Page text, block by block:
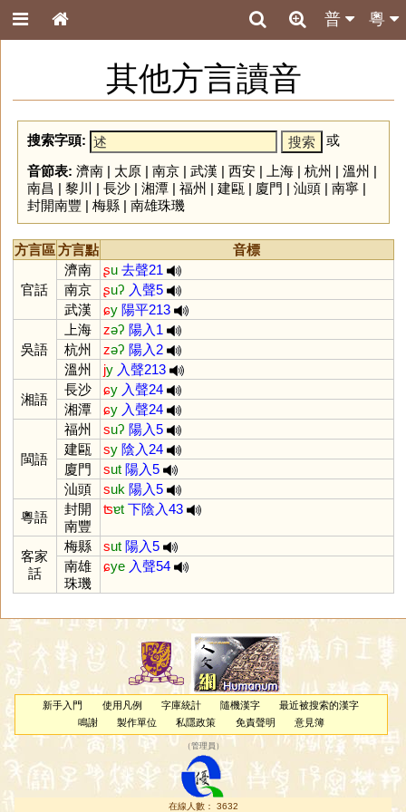
粵
普
其他方言讀音
搜索字頭:
或
音節表: 濟南| 太原| 南京| 武漢 | 西安| 上海| 杭州 | 溫州 |
南昌 | 黎川 | 長沙| 湘潭| 福州 | 建甌 | 廈門 | 汕頭| 南寧|
封開南豐 | 梅縣| 南雄珠璣
方言區方言點 音標
官話
濟南 ʂu 去聲21
南京
ʂuʔ 入聲5
武漢
ɕy 陽平213
吳語
上海 zəʔ 陽入1
杭州
zəʔ 陽入2
溫州
jy 入聲213
湘語
長沙 ɕy 入聲24
湘潭
ɕy 入聲24
閩語
福州 suʔ 陽入5
建甌
sy 陰入24
廈門
sut 陽入5
汕頭
suk 陽入5
粵語
封開
南豐
ʦɐt 下陰入43
客家
話
梅縣 sut 陽入5
南雄
珠璣
ɕye 入聲54
新手入門 使用凡例 字庫統計 隨機漢字
最近被搜索的漢字
鳴謝
製作單位 私隱政策 免責聲明 意見簿
（管理員 ）
在線人數： 3632